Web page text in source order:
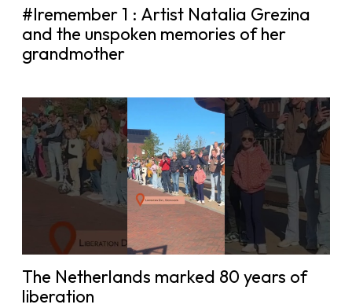
#Iremember 1 : Artist Natalia Grezina
and the unspoken memories of her
grandmother
The Netherlands marked 80 years of
liberation